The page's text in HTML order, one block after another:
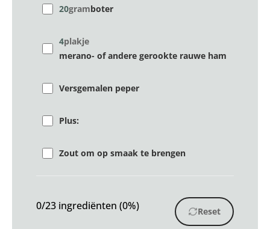
20gramboter
4plakje
merano- of andere gerookte rauwe ham
Versgemalen peper
Plus:
Zout om op smaak te brengen
0/23 ingrediënten (0%) Reset